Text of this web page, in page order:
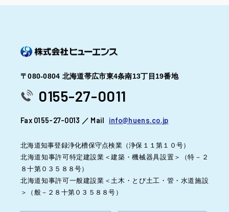
〒080-0804 北海道帯広市東4条南13丁目19番地
0155-27-0011
Fax 0155-27-0013 ／ Mail info@huens.co.jp
北海道知事登録浄化槽保守点検業（浄保１１第１０号）
北海道知事許可特定建設業＜建築・機械器具設置＞（特－２
８十第０３５８８号）
北海道知事許可一般建設業＜土木・とび土工・管・水道施設
＞（般－２８十第０３５８８号）